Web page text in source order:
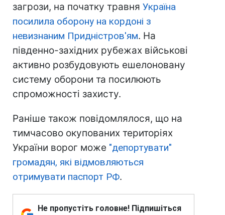
загрози, на початку травня Україна
посилила оборону на кордоні з
невизнаним Придністров'ям. На
південно-західних рубежах військові
активно розбудовують ешелоновану
систему оборони та посилюють
спроможності захисту.
Раніше також повідомлялося, що на
тимчасово окупованих територіях
України ворог може "депортувати"
громадян, які відмовляються
отримувати паспорт РФ.
Не пропустіть головне! Підпишіться